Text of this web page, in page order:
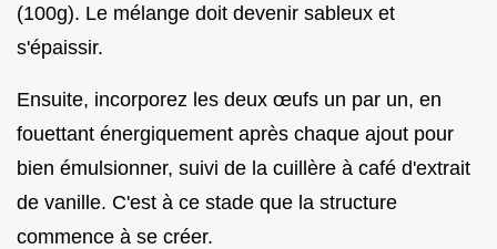
(100g). Le mélange doit devenir sableux et
s'épaissir.
Ensuite, incorporez les deux œufs un par un, en
fouettant énergiquement après chaque ajout pour
bien émulsionner, suivi de la cuillère à café d'extrait
de vanille. C'est à ce stade que la structure
commence à se créer.